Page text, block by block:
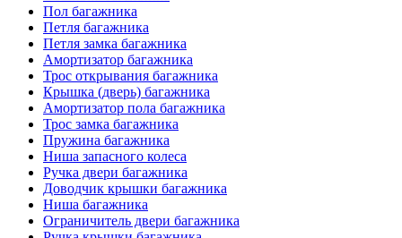
Пол багажника
Петля багажника
Петля замка багажника
Амортизатор багажника
Трос открывания багажника
Крышка (дверь) багажника
Амортизатор пола багажника
Трос замка багажника
Пружина багажника
Ниша запасного колеса
Ручка двери багажника
Доводчик крышки багажника
Ниша багажника
Ограничитель двери багажника